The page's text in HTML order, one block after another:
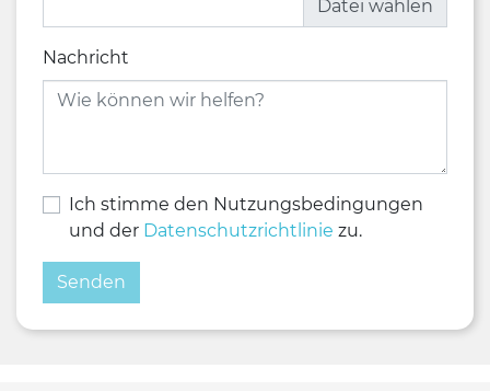
Nachricht
Ich stimme den Nutzungsbedingungen
und der Datenschutzrichtlinie zu.